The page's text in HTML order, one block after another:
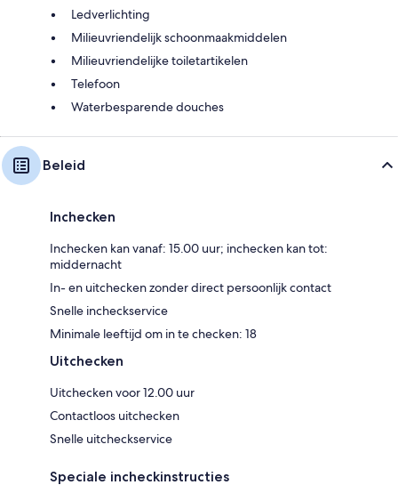
Ledverlichting
Milieuvriendelijk schoonmaakmiddelen
Milieuvriendelijke toiletartikelen
Telefoon
Waterbesparende douches
Beleid
Inchecken
Inchecken kan vanaf: 15.00 uur; inchecken kan tot:
middernacht
In- en uitchecken zonder direct persoonlijk contact
Snelle incheckservice
Minimale leeftijd om in te checken: 18
Uitchecken
Uitchecken voor 12.00 uur
Contactloos uitchecken
Snelle uitcheckservice
Speciale incheckinstructies